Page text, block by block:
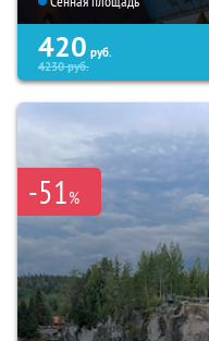
420 руб.
4230руб.
-51%